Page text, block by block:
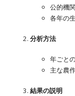
公的機
各年の
分析方法
年ごと
主な農
結果の説明